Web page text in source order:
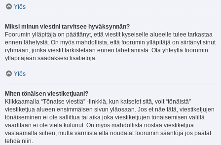
Ylös
Miksi minun viestini tarvitsee hyväksynnän?
Foorumin ylläpitäjä on päättänyt, että viestit kyseiselle alueelle tulee tarkastaa
ennen lähetystä. On myös mahdollista, että foorumin ylläpitäjä on siirtänyt sinut
ryhmään, jonka viestit tarkistetaan ennen lähettämistä. Ota yhteyttä foorumin
ylläpitäjään saadaksesi lisätietoja.
Ylös
Miten tönäisen viestiketjuani?
Klikkaamalla “Tönaise viestiä” -linkkiä, kun katselet sitä, voit “tönäistä”
viestiketjua alueen ensimmäisen sivun yläosaan. Jos et näe tätä, viestiketjujen
tönäiseminen ei ole sallittua tai aika joka viestiketjujen tönäisemisen välillä
vaaditaan ei ole vielä kulunut. On myös mahdollista nostaa viestiketjua
vastaamalla siihen, mutta varmista että noudatat foorumin sääntöjä jos päätät
tehdä niin.